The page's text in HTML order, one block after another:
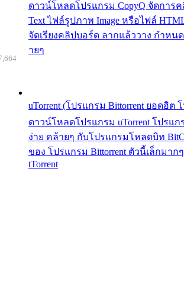
ดาวน์โหลดโปรแกรม CopyQ จัดการ
Text ไฟล์รูปภาพ Image หรือไฟล์
จัดเรียงคลิปบอร์ด ลากแล้ววาง กำหน
ายๆ
uTorrent (โปรแกรม Bittorrent ยอดฮิต
ดาวน์โหลดโปรแกรม uTorrent โปรแก
ง่าย คล้ายๆ กับโปรแกรมโหลดบิท
ของ โปรแกรม Bittorrent ตัวนี้เล็กมาก
tTorrent